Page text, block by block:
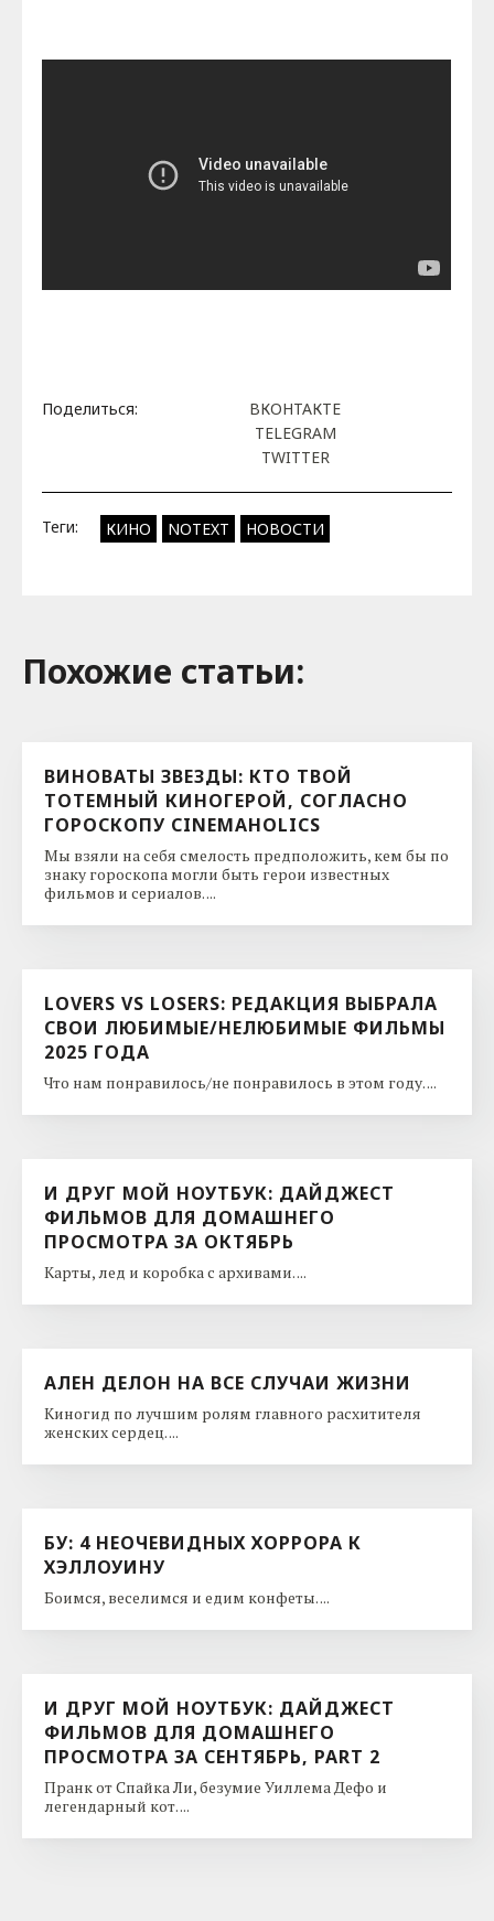
Поделиться:
ВКОНТАКТЕ
TELEGRAM
TWITTER
Теги: КИНО NOTEXT НОВОСТИ
Похожие cтатьи:
ВИНОВАТЫ ЗВЕЗДЫ: КТО ТВОЙ
ТОТЕМНЫЙ КИНОГЕРОЙ, СОГЛАСНО
ГОРОСКОПУ CINEMAHOLICS
Мы взяли на себя смелость предположить, кем бы по
знаку гороскопа могли быть герои известных
фильмов и сериалов. ...
LOVERS VS LOSERS: РЕДАКЦИЯ ВЫБРАЛА
СВОИ ЛЮБИМЫЕ/НЕЛЮБИМЫЕ ФИЛЬМЫ
2025 ГОДА
Что нам понравилось/не понравилось в этом году. ...
И ДРУГ МОЙ НОУТБУК: ДАЙДЖЕСТ
ФИЛЬМОВ ДЛЯ ДОМАШНЕГО
ПРОСМОТРА ЗА ОКТЯБРЬ
Карты, лед и коробка с архивами. ...
АЛЕН ДЕЛОН НА ВСЕ СЛУЧАИ ЖИЗНИ
Киногид по лучшим ролям главного расхитителя
женских сердец. ...
БУ: 4 НЕОЧЕВИДНЫХ ХОРРОРА К
ХЭЛЛОУИНУ
Боимся, веселимся и едим конфеты. ...
И ДРУГ МОЙ НОУТБУК: ДАЙДЖЕСТ
ФИЛЬМОВ ДЛЯ ДОМАШНЕГО
ПРОСМОТРА ЗА СЕНТЯБРЬ, PART 2
Пранк от Спайка Ли, безумие Уиллема Дефо и
легендарный кот. ...